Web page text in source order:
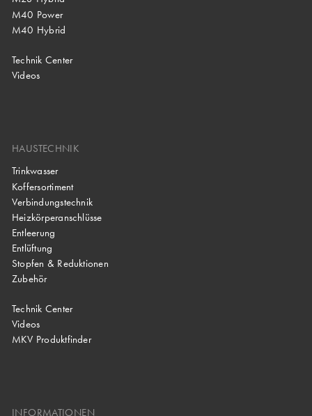
M40 Power
M40 Hybrid
Technik Center
Videos
HAUSTECHNIK
Trinkwasser
Koffersortiment
Verbindungstechnik
Heizkörperanschlüsse
Entleerung
Entlüftung
Stopfen & Reduktionen
Zubehör
Technik Center
Videos
MKV Produktfinder
INFORMATIONEN